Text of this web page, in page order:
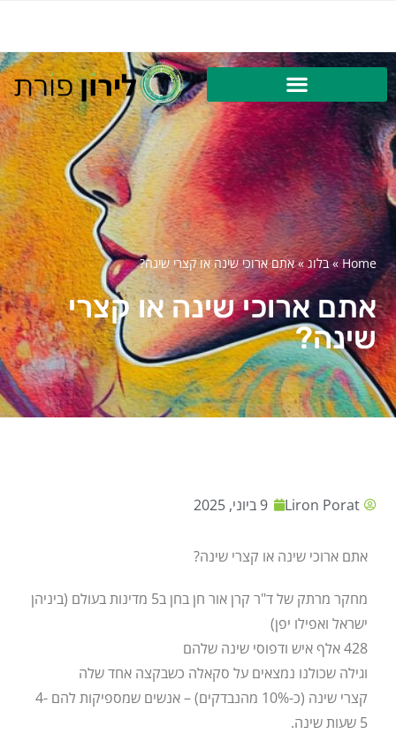
Home
»בלוג»אתם ארוכי שינה או קצרי שינה?
אתם ארוכי שינה או קצרי
שינה?
Liron Porat 9 ביוני, 2025
אתם ארוכי שינה או קצרי שינה?
מחקר מרתק של ד"ר קרן אור חן בחן ב5 מדינות בעולם (ביניהן
ישראל ואפילו יפן)
428 אלף איש ודפוסי שינה שלהם
וגילה שכולנו נמצאים על סקאלה כשבקצה אחד שלה
קצרי שינה (כ-10% מהנבדקים) – אנשים שמספיקות להם 4-
5 שעות שינה.